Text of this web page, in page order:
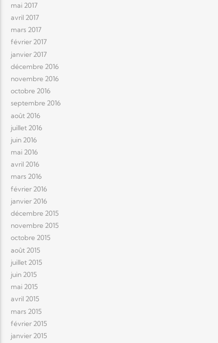
mai 2017
avril 2017
mars 2017
février 2017
janvier 2017
décembre 2016
novembre 2016
octobre 2016
septembre 2016
août 2016
juillet 2016
juin 2016
mai 2016
avril 2016
mars 2016
février 2016
janvier 2016
décembre 2015
novembre 2015
octobre 2015
août 2015
juillet 2015
juin 2015
mai 2015
avril 2015
mars 2015
février 2015
janvier 2015